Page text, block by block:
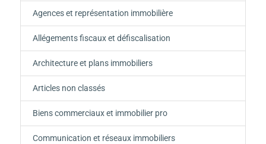
Agences et représentation immobilière
Allégements fiscaux et défiscalisation
Architecture et plans immobiliers
Articles non classés
Biens commerciaux et immobilier pro
Communication et réseaux immobiliers